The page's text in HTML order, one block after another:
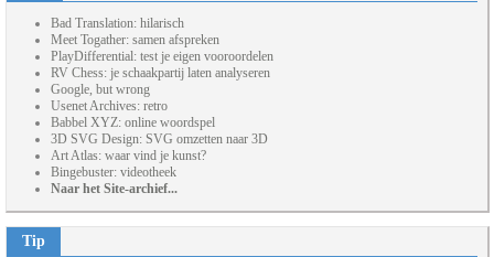
Bad Translation: hilarisch
Meet Togather: samen afspreken
PlayDifferential: test je eigen vooroordelen
RV Chess: je schaakpartij laten analyseren
Google, but wrong
Usenet Archives: retro
Babbel XYZ: online woordspel
3D SVG Design: SVG omzetten naar 3D
Art Atlas: waar vind je kunst?
Bingebuster: videotheek
Naar het Site-archief...
Tip